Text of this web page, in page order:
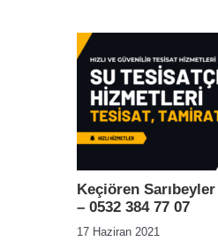
Keçiören Sarıbeyler
– 0532 384 77 07
17 Haziran 2021